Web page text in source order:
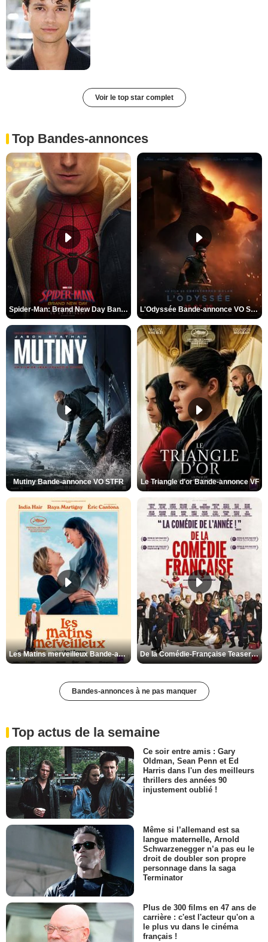
Voir le top star complet
Top Bandes-annonces
Spider-Man: Brand New Day Bande-annonce VO STFR L'Odyssée Bande-annonce VO STFR
Mutiny Bande-annonce VO STFR Le Triangle d'or Bande-annonce VF
Les Matins merveilleux Bande-annonce VF De la Comédie-Française Teaser VF
Bandes-annonces à ne pas manquer
Top actus de la semaine
Ce soir entre amis : Gary
Oldman, Sean Penn et Ed
Harris dans l'un des meilleurs
thrillers des années 90
injustement oublié !
Même si l’allemand est sa
langue maternelle, Arnold
Schwarzenegger n’a pas eu le
droit de doubler son propre
personnage dans la saga
Terminator
Plus de 300 films en 47 ans de
carrière : c'est l'acteur qu'on a
le plus vu dans le cinéma
français !